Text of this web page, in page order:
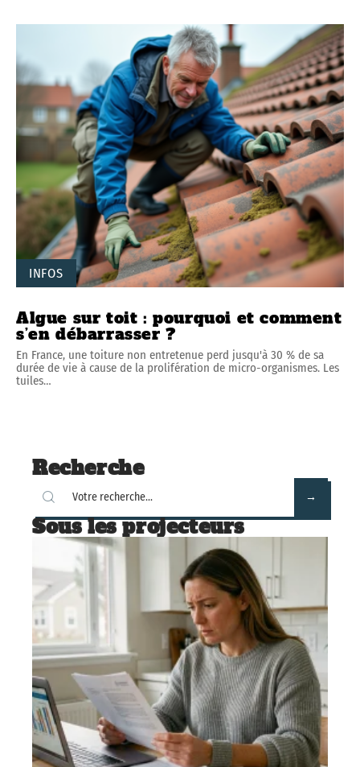
INFOS
Algue sur toit : pourquoi et comment
s’en débarrasser ?
En France, une toiture non entretenue perd jusqu'à 30 % de sa
durée de vie à cause de la prolifération de micro-organismes. Les
tuiles…
Recherche
Sous les projecteurs